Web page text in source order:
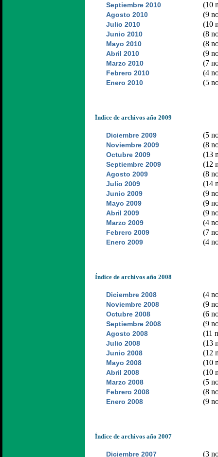
Septiembre 2010 (10
Agosto 2010 (9
Julio 2010 (10
Junio 2010 (8
Mayo 2010 (8
Abril 2010 (9
Marzo 2010 (7
Febrero 2010 (4
Enero 2010 (5
Índice de archivos año 2009
Diciembre 2009 (5
Noviembre 2009 (8
Octubre 2009 (13
Septiembre 2009 (12
Agosto 2009 (8
Julio 2009 (14
Junio 2009 (9
Mayo 2009 (9
Abril 2009 (9
Marzo 2009 (4
Febrero 2009 (7
Enero 2009 (4
Índice de archivos año 2008
Diciembre 2008 (4
Noviembre 2008 (9
Octubre 2008 (6
Septiembre 2008 (9
Agosto 2008 (11
Julio 2008 (13
Junio 2008 (12
Mayo 2008 (10
Abril 2008 (10
Marzo 2008 (5
Febrero 2008 (8
Enero 2008 (9
Índice de archivos año 2007
Diciembre 2007 (3